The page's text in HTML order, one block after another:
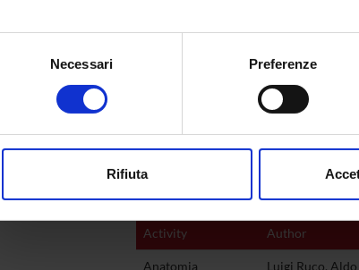
Con il tuo consenso, vorremmo anche:
raccogliere informazioni sulla tua posizione
digitali).
modificare o ritirare il tuo consenso in qualsiasi
di analisi dei dati web, pubblicità e social media, i quali
Necessari Preferenze
Rifiuta
Assessment methods
Oral exam (two questions)
Reference books
Activity Author
Anatomia
Luigi Ruco, Aldo